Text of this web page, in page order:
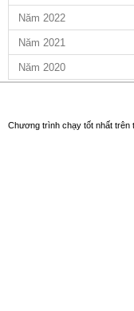
Năm 2022
Năm 2021
Năm 2020
Chương trình chạy tốt nhất trên